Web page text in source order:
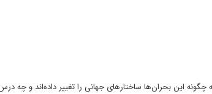
چگونه این بحران‌ها ساختارهای جهانی را تغییر داده‌اند و چه